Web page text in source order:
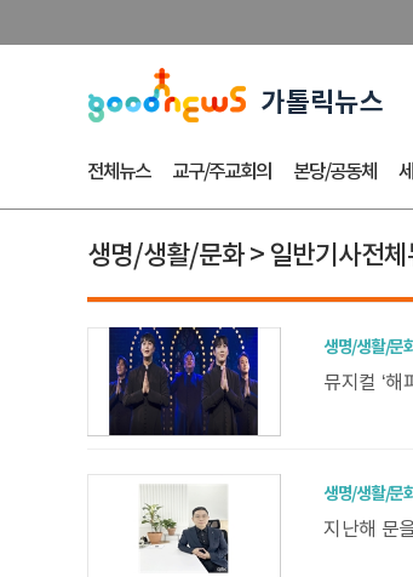
전체뉴스 교구/주교회의 본당/공동체
생명/생활/문화 > 일반기사전체
생명/생활/문
뮤지컬 ‘
쁜 날인
생명/생활/문
지난해 문
200여 곳